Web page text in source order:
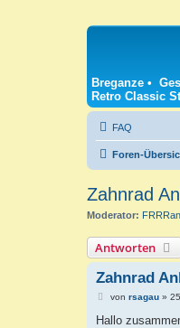
Breganze •
Retro Classic
FAQ
Foren-
Zahnrad
Moderator:
Antworten
Zahnrad
B
i
von rsagau»
Hallo